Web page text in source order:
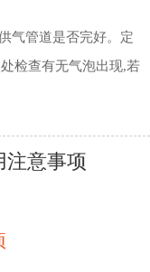
气管道是否完好。定
检查有无气泡出现,若
注意事项